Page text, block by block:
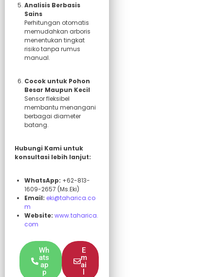
Analisis Berbasis
Sains
Perhitungan otomatis
memudahkan arboris
menentukan tingkat
risiko tanpa rumus
manual.
Cocok untuk Pohon
Besar Maupun Kecil
Sensor fleksibel
membantu menangani
berbagai diameter
batang.
Hubungi Kami untuk
konsultasi lebih lanjut:
WhatsApp: +62-813-
1609-2657 (Ms.Eki)
Email: eki@taharica.co
m
Website: www.taharica.
com
Wh
ats
ap
p
E
m
ai